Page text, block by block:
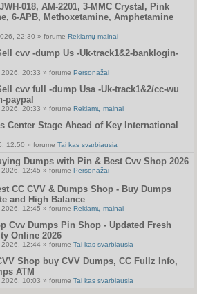
018, AM-2201, 3-MMC Crystal, Pink
6-APB, Methoxetamine, Amphetamine
22:30 » forume Reklamų mainai
cvv -dump Us -Uk-track1&2-banklogin-
20:33 » forume Personažai
cvv full -dump Usa -Uk-track1&2/cc-wu
paypal
20:33 » forume Reklamų mainai
Center Stage Ahead of Key International
12:50 » forume Tai kas svarbiausia
Dumps with Pin & Best Cvv Shop 2026
12:45 » forume Personažai
CC CVV & Dumps Shop - Buy Dumps
and High Balance
12:45 » forume Reklamų mainai
Cvv Dumps Pin Shop - Updated Fresh
Online 2026
12:44 » forume Tai kas svarbiausia
Shop buy CVV Dumps, CC Fullz Info,
ATM
10:03 » forume Tai kas svarbiausia